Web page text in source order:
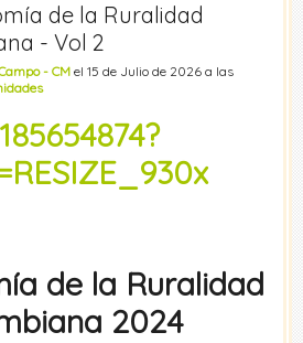
de la Ruralidad
- Vol 2
- CMel 15 de Julio de 2026 a las
de la Ruralidad
2024